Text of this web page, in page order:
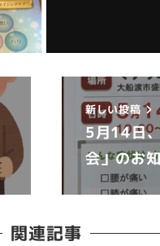
新しい投稿
5月14日
会」のお
関連記事